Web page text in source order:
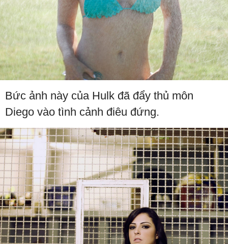
Bức ảnh này của Hulk đã đẩy thủ môn
Diego vào tình cảnh điêu đứng.